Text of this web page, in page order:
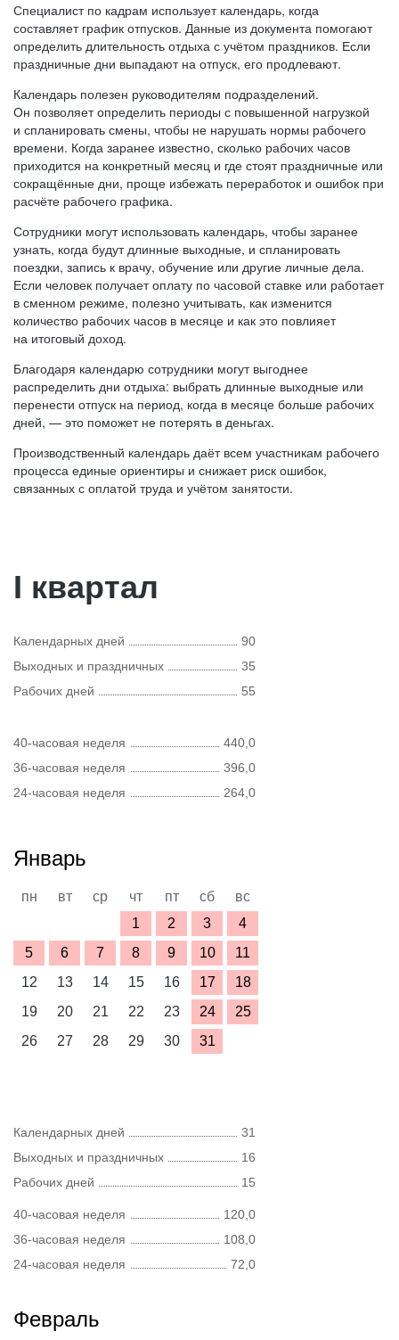
Специалист по кадрам использует календарь, когда
составляет график отпусков. Данные из документа помогают
определить длительность отдыха с учётом праздников. Если
праздничные дни выпадают на отпуск, его продлевают.
Календарь полезен руководителям подразделений.
Он позволяет определить периоды с повышенной нагрузкой
и спланировать смены, чтобы не нарушать нормы рабочего
времени. Когда заранее известно, сколько рабочих часов
приходится на конкретный месяц и где стоят праздничные или
сокращённые дни, проще избежать переработок и ошибок при
расчёте рабочего графика.
Сотрудники могут использовать календарь, чтобы заранее
узнать, когда будут длинные выходные, и спланировать
поездки, запись к врачу, обучение или другие личные дела.
Если человек получает оплату по часовой ставке или работает
в сменном режиме, полезно учитывать, как изменится
количество рабочих часов в месяце и как это повлияет
на итоговый доход.
Благодаря календарю сотрудники могут выгоднее
распределить дни отдыха: выбрать длинные выходные или
перенести отпуск на период, когда в месяце больше рабочих
дней, — это поможет не потерять в деньгах.
Производственный календарь даёт всем участникам рабочего
процесса единые ориентиры и снижает риск ошибок,
связанных с оплатой труда и учётом занятости.
I квартал
Календарных дней
90
Выходных и праздничных
35
Рабочих дней
55
40-часовая неделя
440,0
36-часовая неделя
396,0
24-часовая неделя
264,0
Январь
пн вт ср чт пт сб
вс
1
2 3
4
5
6 7 8 9 10
11
12
13 14 15 16 17
18
19
20 21 22 23 24
25
26
27 28 29 30 31
Календарных дней
31
Выходных и праздничных
16
Рабочих дней
15
40-часовая неделя
120,0
36-часовая неделя
108,0
24-часовая неделя
72,0
Февраль